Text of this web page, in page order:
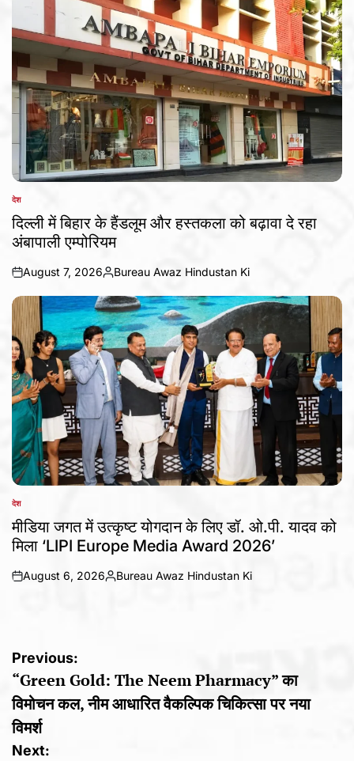
POSTED
IN
देश
दिल्ली में बिहार के हैंडलूम और हस्तकला को बढ़ावा दे रहा
अंबापाली एम्पोरियम
on
August 7, 2026
Posted
by
Bureau Awaz Hindustan Ki
POSTED
IN
देश
मीडिया जगत में उत्कृष्ट योगदान के लिए डॉ. ओ.पी. यादव को
मिला ‘LIPI Europe Media Award 2026’
on
August 6, 2026
Posted
Bureau Awaz Hindustan Ki
Post
navigation
Previous:
“Green Gold: The Neem Pharmacy” का
विमोचन कल, नीम आधारित वैकल्पिक चिकित्सा पर नया
विमर्श
Next: